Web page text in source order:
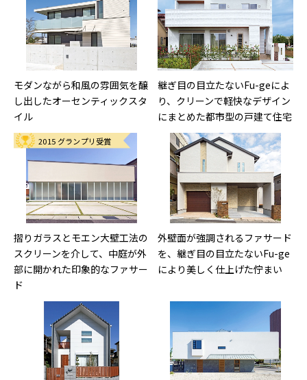
モダンながら和風の雰囲気を醸
し出したオーセンティックスタ
イル
継ぎ目の目立たないFu-geによ
り、クリーンで軽快なデザイン
にまとめた都市型の戸建て住宅
2015 グランプリ受賞
摺りガラスとモエン大壁工法の
スクリーンを介して、中庭が外
部に開かれた印象的なファサー
ド
外壁面が強調されるファサード
を、継ぎ目の目立たないFu-ge
により美しく仕上げた佇まい